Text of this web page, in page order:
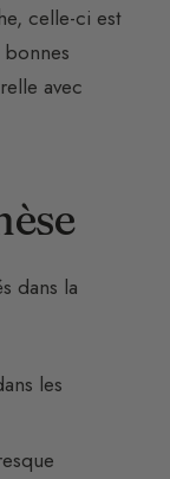
celle-ci est
avec
dans la
les